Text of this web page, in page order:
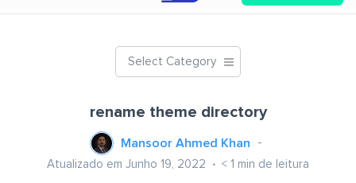
Select Category
rename theme directory
Mansoor Ahmed Khan
Atualizado em Junho 19, 2022 < 1 min de leitura